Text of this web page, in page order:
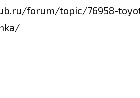
forum/topic/76958-